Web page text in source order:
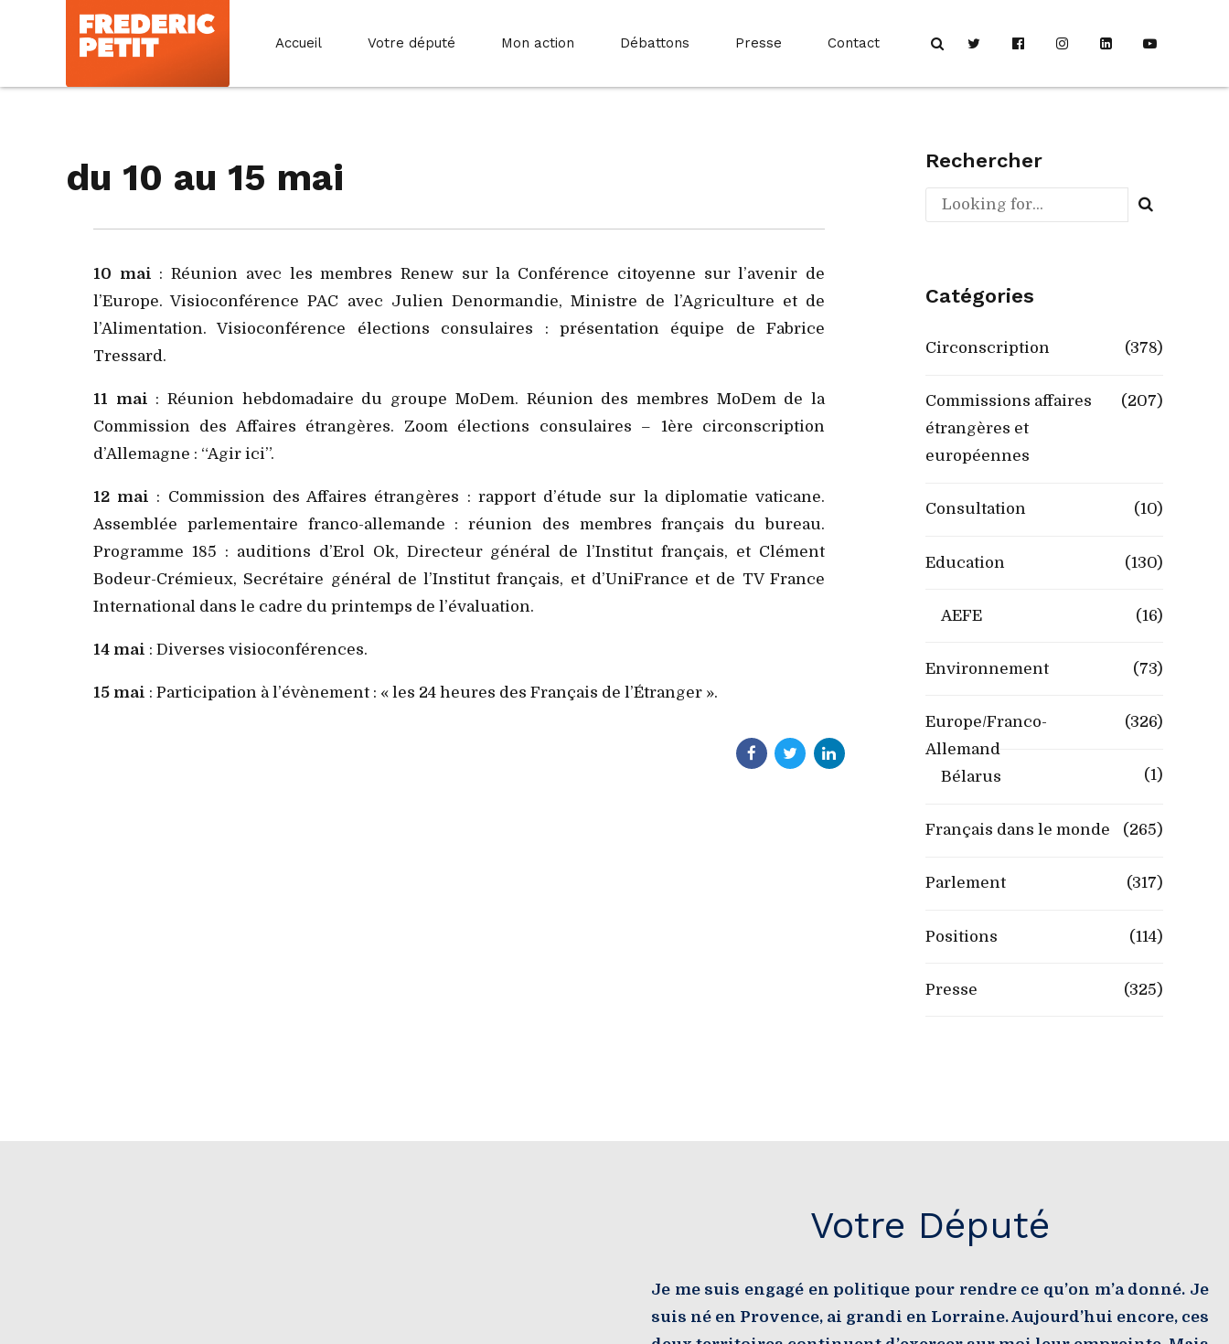
Accueil Votre député Mon action Débattons Presse Contact
du 10 au 15 mai
10 mai : Réunion avec les membres Renew sur la Conférence citoyenne sur l’avenir de
l’Europe. Visioconférence PAC avec Julien Denormandie, Ministre de l’Agriculture et de
l’Alimentation. Visioconférence élections consulaires : présentation équipe de Fabrice
Tressard.
11 mai : Réunion hebdomadaire du groupe MoDem. Réunion des membres MoDem de la
Commission des Affaires étrangères. Zoom élections consulaires – 1ère circonscription
d’Allemagne : “Agir ici”.
12 mai : Commission des Affaires étrangères : rapport d’étude sur la diplomatie vaticane.
Assemblée parlementaire franco-allemande : réunion des membres français du bureau.
Programme 185 : auditions d’Erol Ok, Directeur général de l’Institut français, et Clément
Bodeur-Crémieux, Secrétaire général de l’Institut français, et d’UniFrance et de TV France
International dans le cadre du printemps de l’évaluation.
14 mai : Diverses visioconférences.
15 mai : Participation à l’évènement : « les 24 heures des Français de l’Étranger ».
Rechercher
Catégories
Circonscription (378)
Commissions affaires
étrangères et
européennes
(207)
Consultation (10)
Education (130)
AEFE (16)
Environnement (73)
Europe/Franco-
Allemand
(326)
Bélarus (1)
Français dans le monde (265)
Parlement (317)
Positions (114)
Presse (325)
Votre Député
Je me suis engagé en politique pour rendre ce qu’on m’a donné. Je
suis né en Provence, ai grandi en Lorraine. Aujourd’hui encore, ces